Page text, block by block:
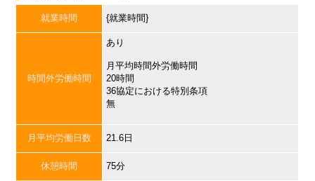
就業時間 {就業時間}
時間外労働時間
あり
月平均時間外労働時間
20時間
36協定における特別条項
無
月平均労働日数 21.6日
休憩時間 75分